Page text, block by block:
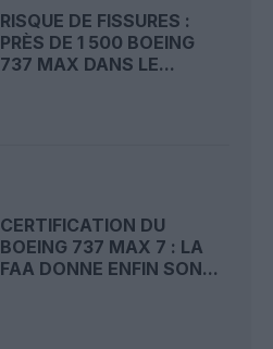
RISQUE DE FISSURES :
PRÈS DE 1 500 BOEING
737 MAX DANS LE...
CERTIFICATION DU
BOEING 737 MAX 7 : LA
FAA DONNE ENFIN SON...